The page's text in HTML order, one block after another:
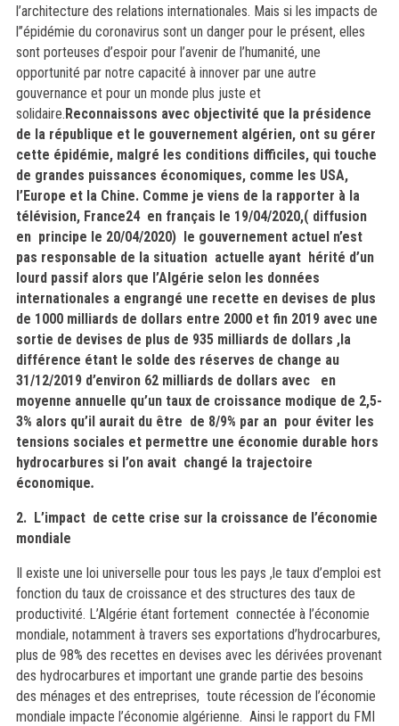
l’architecture des relations internationales. Mais si les impacts de
l’’épidémie du coronavirus sont un danger pour le présent, elles
sont porteuses d’espoir pour l’avenir de l’humanité, une
opportunité par notre capacité à innover par une autre
gouvernance et pour un monde plus juste et
solidaire.Reconnaissons avec objectivité que la présidence
de la république et le gouvernement algérien, ont su gérer
cette épidémie, malgré les conditions difficiles, qui touche
de grandes puissances économiques, comme les USA,
l’Europe et la Chine. Comme je viens de la rapporter à la
télévision, France24 en français le 19/04/2020,( diffusion
en principe le 20/04/2020) le gouvernement actuel n’est
pas responsable de la situation actuelle ayant hérité d’un
lourd passif alors que l’Algérie selon les données
internationales a engrangé une recette en devises de plus
de 1000 milliards de dollars entre 2000 et fin 2019 avec une
sortie de devises de plus de 935 milliards de dollars ,la
différence étant le solde des réserves de change au
31/12/2019 d’environ 62 milliards de dollars avec en
moyenne annuelle qu’un taux de croissance modique de 2,5-
3% alors qu’il aurait du être de 8/9% par an pour éviter les
tensions sociales et permettre une économie durable hors
hydrocarbures si l’on avait changé la trajectoire
économique.
2. L’impact de cette crise sur la croissance de l’économie
mondiale
Il existe une loi universelle pour tous les pays ,le taux d’emploi est
fonction du taux de croissance et des structures des taux de
productivité. L’Algérie étant fortement connectée à l’économie
mondiale, notamment à travers ses exportations d’hydrocarbures,
plus de 98% des recettes en devises avec les dérivées provenant
des hydrocarbures et important une grande partie des besoins
des ménages et des entreprises, toute récession de l’économie
mondiale impacte l’économie algérienne. Ainsi le rapport du FMI